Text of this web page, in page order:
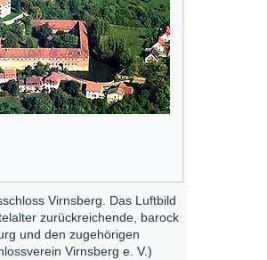
Virnsberg. Das Luftbild
zurückreichende, barock
und den zugehörigen
Virnsberg e. V.)